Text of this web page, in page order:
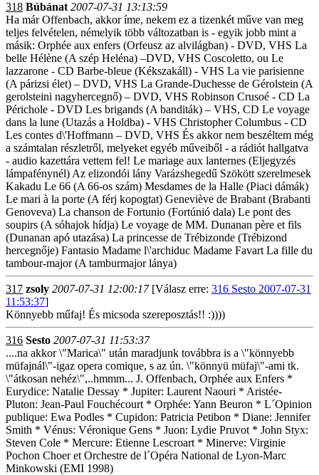
318 Búbánat 2007-07-31 13:13:59
Ha már Offenbach, akkor íme, nekem ez a tizenkét műve van meg
teljes felvételen, némelyik több változatban is - egyik jobb mint a
másik: Orphée aux enfers (Orfeusz az alvilágban) - DVD, VHS La
belle Hélène (A szép Heléna) –DVD, VHS Coscoletto, ou Le
lazzarone - CD Barbe-bleue (Kékszakáll) - VHS La vie parisienne
(A párizsi élet) – DVD, VHS La Grande-Duchesse de Gérolstein (A
gerolsteini nagyhercegnő) – DVD, VHS Robinson Crusoé - CD La
Périchole - DVD Les brigands (A banditák) – VHS, CD Le voyage
dans la lune (Utazás a Holdba) - VHS Christopher Columbus - CD
Les contes d\'Hoffmann – DVD, VHS És akkor nem beszéltem még
a számtalan részletről, melyeket egyéb műveiből - a rádiót hallgatva
- audio kazettára vettem fel! Le mariage aux lanternes (Eljegyzés
lámpafénynél) Az elizondói lány Varázshegedű Szökött szerelmesek
Kakadu Le 66 (A 66-os szám) Mesdames de la Halle (Piaci dámák)
Le mari à la porte (A férj kopogtat) Geneviève de Brabant (Brabanti
Genoveva) La chanson de Fortunio (Fortúnió dala) Le pont des
soupirs (A sóhajok hídja) Le voyage de MM. Dunanan père et fils
(Dunanan apó utazása) La princesse de Trébizonde (Trébizond
hercegnője) Fantasio Madame l\'archiduc Madame Favart La fille du
tambour-major (A tamburmajor lánya)
317 zsoly 2007-07-31 12:00:17[Válasz erre: 316 Sesto 2007-07-31
11:53:37]
Könnyebb műfaj! És micsoda szereposztás!! :))))
316 Sesto 2007-07-31 11:53:37
....na akkor \"Marica\" után maradjunk továbbra is a \"könnyebb
müfajnál\"-igaz opera comique, s az ún. \"könnyü müfaj\"-ami tk.
\"átkosan nehéz\",..hmmm... J. Offenbach, Orphée aux Enfers *
Eurydice: Natalie Dessay * Jupiter: Laurent Naouri * Aristée-
Pluton: Jean-Paul Fouchécourt * Orphée: Yann Beuron * L´Opinion
publique: Ewa Podles * Cupidon: Patricia Petibon * Diane: Jennifer
Smith * Vénus: Véronique Gens * Juon: Lydie Pruvot * John Styx:
Steven Cole * Mercure: Etienne Lescroart * Minerve: Virginie
Pochon Choer et Orchestre de l´Opéra National de Lyon-Marc
Minkowski (EMI 1998)